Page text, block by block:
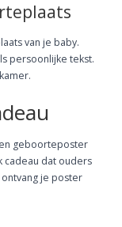
van je baby.
persoonlijke tekst.
geboorteposter
cadeau dat ouders
je poster